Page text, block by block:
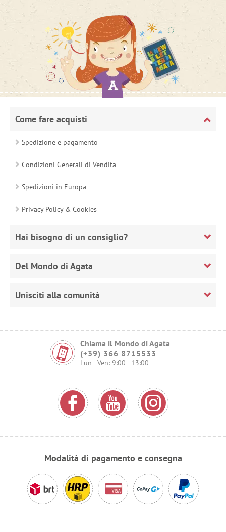
Come fare acquisti
Spedizione e pagamento
Condizioni Generali di Vendita
Spedizioni in Europa
Privacy Policy & Cookies
Hai bisogno di un consiglio?
Del Mondo di Agata
Unisciti alla comunità
Chiama il Mondo di Agata
(+39) 366 8715533
Lun - Ven: 9:00 - 13:00
Modalità di pagamento e consegna